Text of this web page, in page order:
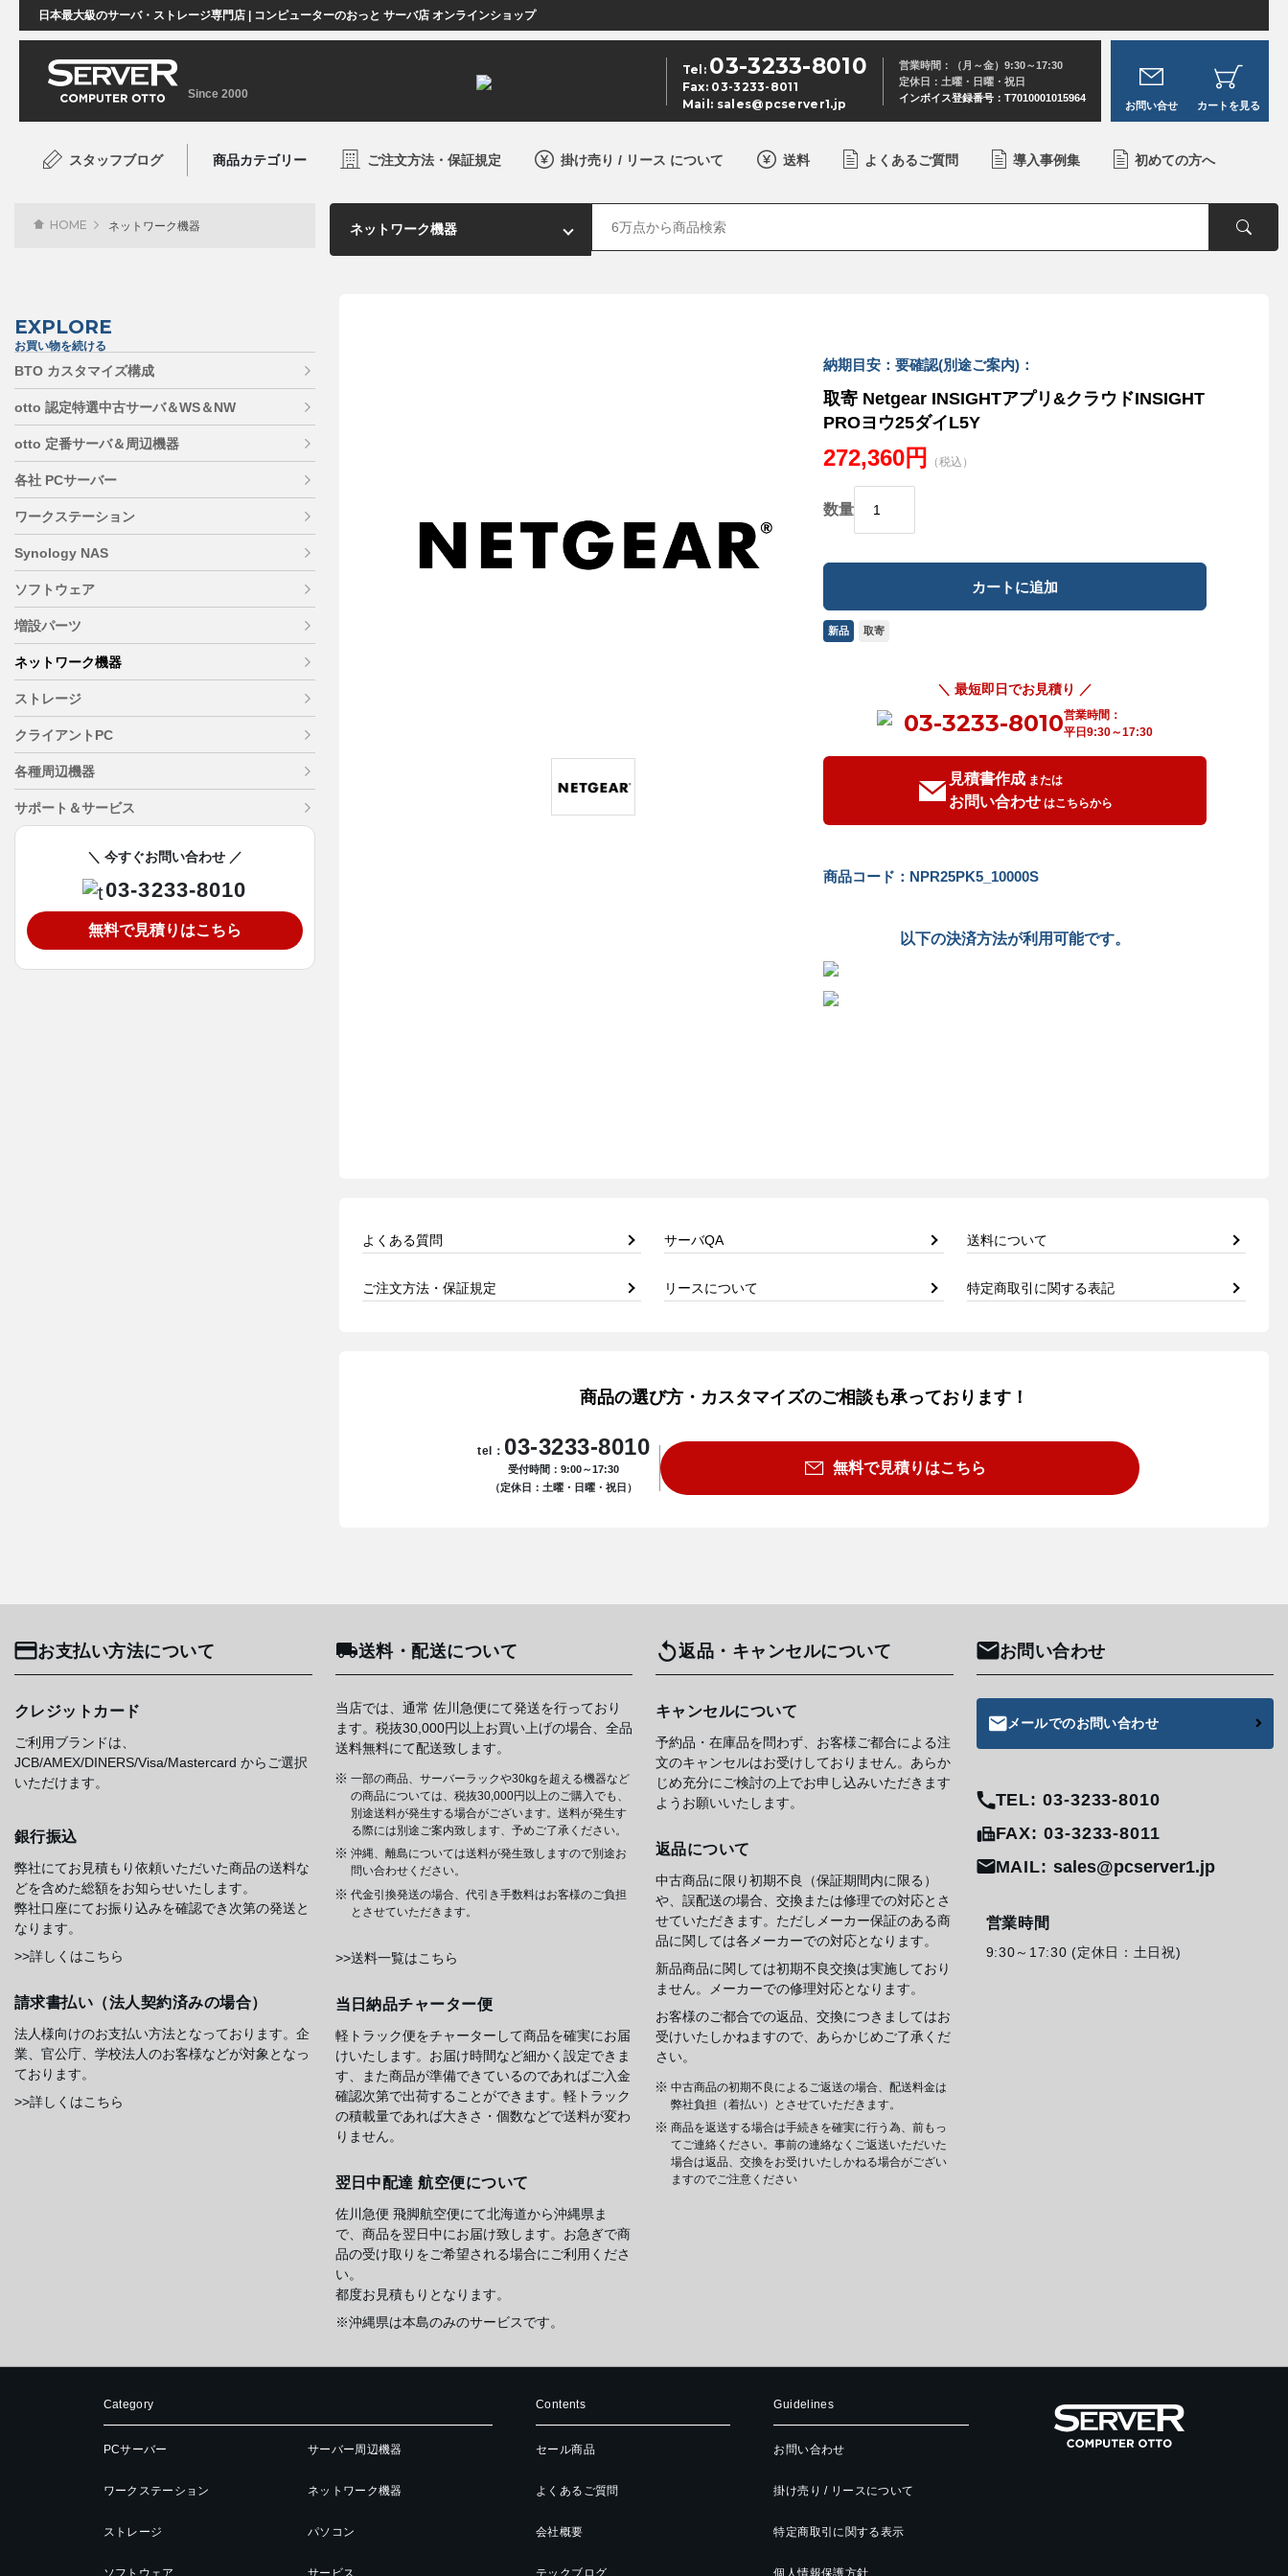
日本最大級のサーバ・ストレージ専門店 | コンピューターのおっと サーバ店 オンラインショップ
Since 2000
Tel: 03-3233-8010
Fax: 03-3233-8011
Mail: sales@pcserver1.jp
営業時間：（月～金）9:30～17:30
定休日：土曜・日曜・祝日
インボイス登録番号：T7010001015964
お問い合せ カートを見る
スタッフブログ 商品カテゴリー ご注文方法・保証規定 掛け売り / リース について 送料 よくあるご質問 導入事例集 初めての方へ
納期目安：要確認(別途ご案内)：
取寄 Netgear INSIGHTアプリ&クラウドINSIGHT
PROヨウ25ダイL5Y
272,360円 （税込）
数量
新品 取寄
＼ 最短即日でお見積り ／
03-3233-8010営業時間：
平日9:30～17:30
見積書作成 または
お問い合わせ はこちらから
商品コード：NPR25PK5_10000S
以下の決済方法が利用可能です。
よくある質問 サーバQA 送料について
ご注文方法・保証規定 リースについて 特定商取引に関する表記
商品の選び方・カスタマイズのご相談も承っております！
tel： 03-3233-8010
受付時間：9:00～17:30
（定休日：土曜・日曜・祝日）
無料で見積りはこちら
HOME ネットワーク機器
EXPLORE
お買い物を続ける
BTO カスタマイズ構成
otto 認定特選中古サーバ＆WS＆NW
otto 定番サーバ＆周辺機器
各社 PCサーバー
ワークステーション
Synology NAS
ソフトウェア
増設パーツ
ネットワーク機器
ストレージ
クライアントPC
各種周辺機器
サポート＆サービス
＼ 今すぐお問い合わせ ／
03-3233-8010
無料で見積りはこちら
お支払い方法について
クレジットカード
ご利用ブランドは、
JCB/AMEX/DINERS/Visa/Mastercard からご選択
いただけます。
銀行振込
弊社にてお見積もり依頼いただいた商品の送料な
どを含めた総額をお知らせいたします。
弊社口座にてお振り込みを確認でき次第の発送と
なります。
>>詳しくはこちら
請求書払い（法人契約済みの場合）
法人様向けのお支払い方法となっております。企
業、官公庁、学校法人のお客様などが対象となっ
ております。
>>詳しくはこちら
送料・配送について
当店では、通常 佐川急便にて発送を行っており
ます。税抜30,000円以上お買い上げの場合、全品
送料無料にて配送致します。
一部の商品、サーバーラックや30kgを超える機器など
の商品については、税抜30,000円以上のご購入でも、
別途送料が発生する場合がございます。送料が発生す
る際には別途ご案内致します、予めご了承ください。
沖縄、離島については送料が発生致しますので別途お
問い合わせください。
代金引換発送の場合、代引き手数料はお客様のご負担
とさせていただきます。
>>送料一覧はこちら
当日納品チャーター便
軽トラック便をチャーターして商品を確実にお届
けいたします。お届け時間など細かく設定できま
す、また商品が準備できているのであればご入金
確認次第で出荷することができます。軽トラック
の積載量であれば大きさ・個数などで送料が変わ
りません。
翌日中配達 航空便について
佐川急便 飛脚航空便にて北海道から沖縄県ま
で、商品を翌日中にお届け致します。お急ぎで商
品の受け取りをご希望される場合にご利用くださ
い。
都度お見積もりとなります。
※沖縄県は本島のみのサービスです。
返品・キャンセルについて
キャンセルについて
予約品・在庫品を問わず、お客様ご都合による注
文のキャンセルはお受けしておりません。あらか
じめ充分にご検討の上でお申し込みいただきます
ようお願いいたします。
返品について
中古商品に限り初期不良（保証期間内に限る）
や、誤配送の場合、交換または修理での対応とさ
せていただきます。ただしメーカー保証のある商
品に関しては各メーカーでの対応となります。
新品商品に関しては初期不良交換は実施しており
ません。メーカーでの修理対応となります。
お客様のご都合での返品、交換につきましてはお
受けいたしかねますので、あらかじめご了承くだ
さい。
中古商品の初期不良によるご返送の場合、配送料金は
弊社負担（着払い）とさせていただきます。
商品を返送する場合は手続きを確実に行う為、前もっ
てご連絡ください。事前の連絡なくご返送いただいた
場合は返品、交換をお受けいたしかねる場合がござい
ますのでご注意ください
お問い合わせ
メールでのお問い合わせ
TEL: 03-3233-8010
FAX: 03-3233-8011
MAIL: sales@pcserver1.jp
営業時間
9:30～17:30 (定休日：土日祝)
Category
PCサーバー
ワークステーション
ストレージ
ソフトウェア
サーバー周辺機器
ネットワーク機器
パソコン
サービス
Contents
セール商品
よくあるご質問
会社概要
テックブログ
Guidelines
お問い合わせ
掛け売り / リースについて
特定商取引に関する表示
個人情報保護方針